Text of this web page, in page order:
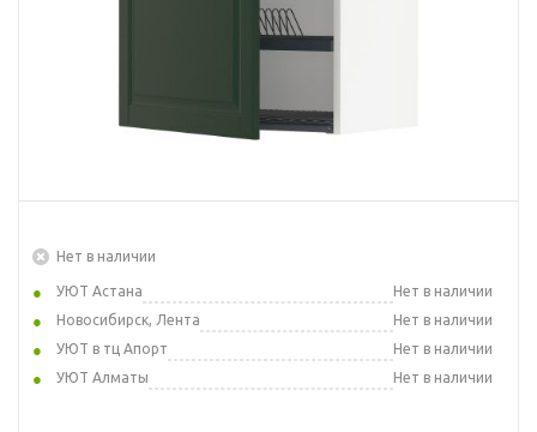
Нет в наличии
УЮТ Астана
Нет в наличии
Новосибирск, Лента
Нет в наличии
УЮТ в тц Апорт
Нет в наличии
УЮТ Алматы
Нет в наличии